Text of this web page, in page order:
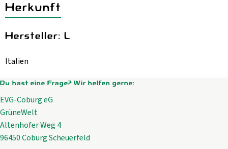
Herkunft
Hersteller: L
Italien
Du hast eine Frage? Wir helfen gerne:
EVG-Coburg eG
GrüneWelt
Altenhofer Weg 4
96450 Coburg Scheuerfeld